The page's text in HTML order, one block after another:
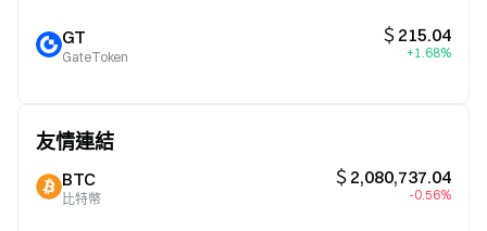
GT
GateToken
＄215.04
+1.68%
友情連結
BTC
比特幣
＄2,080,737.04
-0.56%